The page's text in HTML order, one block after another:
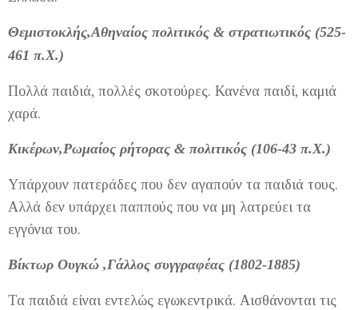
Θεμιστοκλής,Αθηναίος πολιτικός & στρατιωτικός (525-
461 π.Χ.)
Πολλά παιδιά, πολλές σκοτούρες. Κανένα παιδί, καμιά
χαρά.
Κικέρων,Ρωμαίος ρήτορας & πολιτικός (106-43 π.Χ.)
Υπάρχουν πατεράδες που δεν αγαπούν τα παιδιά τους.
Αλλά δεν υπάρχει παππούς που να μη λατρεύει τα
εγγόνια του.
Βίκτωρ Ουγκώ ,Γάλλος συγγραφέας (1802-1885)
Τα παιδιά είναι εντελώς εγωκεντρικά. Αισθάνονται τις